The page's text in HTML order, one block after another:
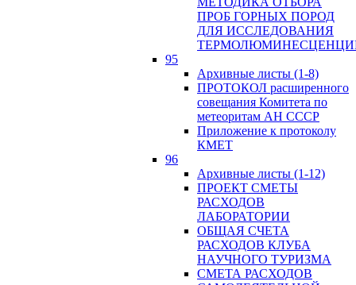
ПРОБ ГОРНЫХ ПОРОД
ДЛЯ ИССЛЕДОВАНИЯ
95
Архивные листы (1-8)
ПРОТОКОЛ расширенного
совещания Комитета по
метеоритам АН СССР
Приложение к протоколу
КМЕТ
96
Архивные листы (1-12)
ПРОЕКТ СМЕТЫ
РАСХОДОВ
ЛАБОРАТОРИИ
ОБЩАЯ СЧЕТА
РАСХОДОВ КЛУБА
НАУЧНОГО ТУРИЗМА
СМЕТА РАСХОДОВ